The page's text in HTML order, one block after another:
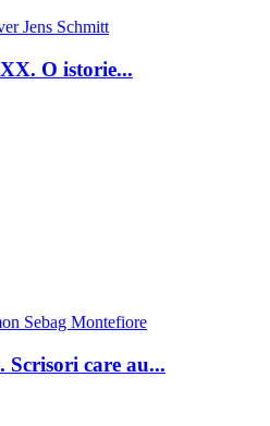
Jens Schmitt
O istorie...
Sebag Montefiore
Scrisori care au...